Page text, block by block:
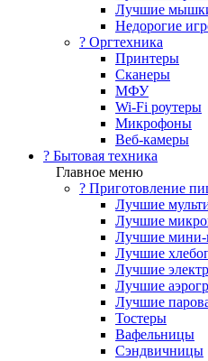
Лучшие
Недорогие
?️ Оргтехника
Принтеры
Сканеры
МФУ
Wi-Fi роутеры
Микрофоны
Веб-камеры
? Бытовая техника
Главное меню
? Приготовление
Лучшие
Лучшие
Лучшие мини-
Лучшие
Лучшие
Лучшие
Лучшие
Тостеры
Вафельницы
Сэндвичницы